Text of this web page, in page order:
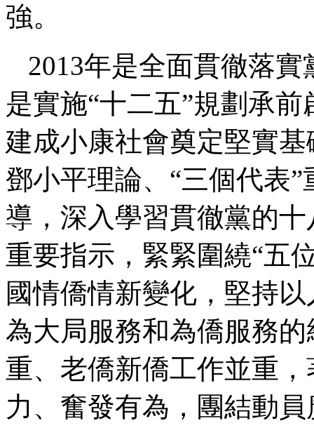
強。
2013年是全面貫徹落
是實施“十二五”規劃承
建成小康社會奠定堅實
鄧小平理論、“三個代表
導，深入學習貫徹黨的
重要指示，緊緊圍繞“五
國情僑情新變化，堅持
為大局服務和為僑服務
重、老僑新僑工作並重
力、奮發有為，團結動